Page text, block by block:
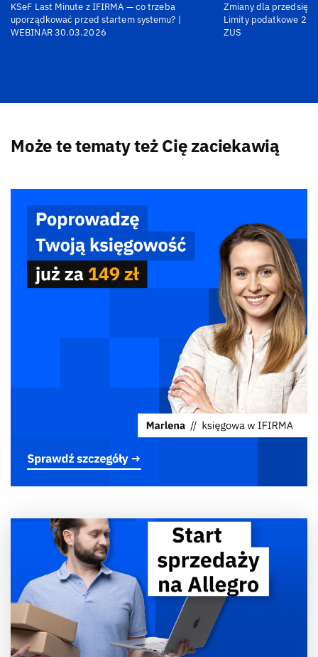
KSeF Last Minute z IFIRMA — co trzeba
uporządkować przed startem systemu? |
WEBINAR 30.03.2026
Zmiany dla
Limity podatkowe
ZUS
Może te tematy też Cię zaciekawią